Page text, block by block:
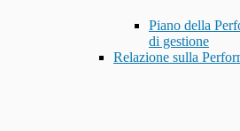
Piano della
di gestione
Relazione sulla